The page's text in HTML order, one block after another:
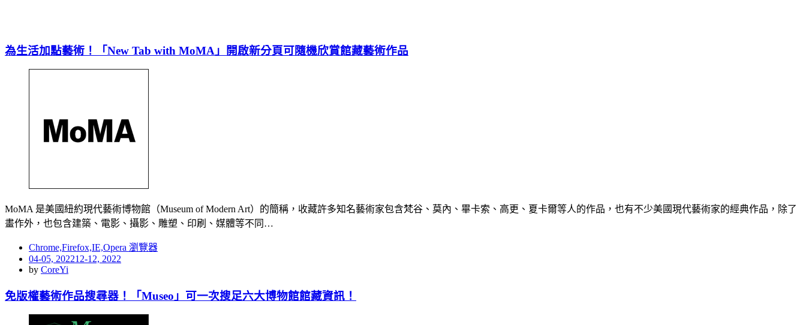
為生活加點藝術！「New Tab with MoMA」開啟新分頁可隨機欣賞館藏藝術作品
MoMA 是美國紐約現代藝術博物館（Museum of Modern Art）的簡稱，收藏許多知名藝術家包含梵谷、莫內、畢卡索、高更、夏卡爾等人的作品，也有不少美國現代藝術家的經典作品，除了
畫作外，也包含建築、電影、攝影、雕塑、印刷、媒體等不同…
Chrome,Firefox,IE,Opera 瀏覽器
Posted
on
04-05, 202212-12, 2022
by CoreYi
免版權藝術作品搜尋器！「Museo」可一次搜足六大博物館館藏資訊！